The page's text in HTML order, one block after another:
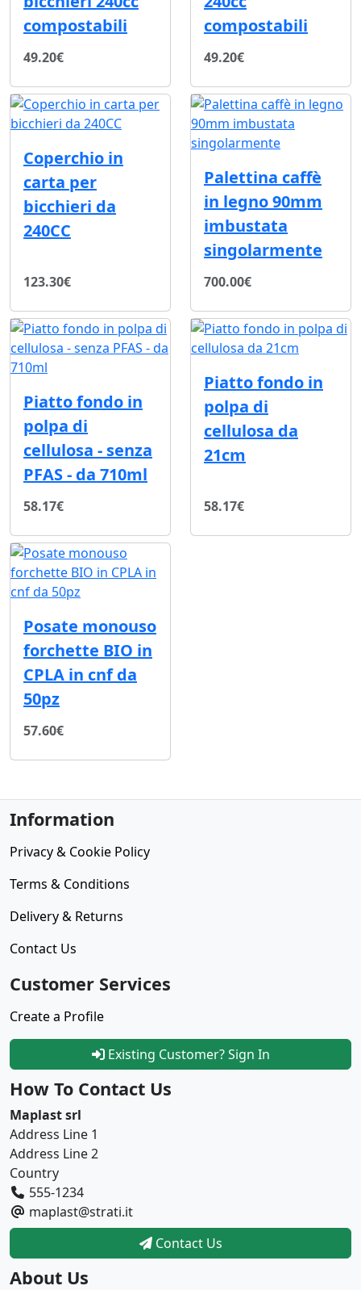
compostabili
49.20€
compostabili
49.20€
Coperchio in
carta per
bicchieri da
240CC
123.30€
Palettina caffè
in legno 90mm
imbustata
singolarmente
700.00€
Piatto fondo in
polpa di
cellulosa - senza
PFAS - da 710ml
58.17€
Piatto fondo in
polpa di
cellulosa da
21cm
58.17€
Posate monouso
forchette BIO in
CPLA in cnf da
50pz
57.60€
Information
Privacy & Cookie Policy
Terms & Conditions
Delivery & Returns
Contact Us
Customer Services
Create a Profile
Existing Customer? Sign In
How To Contact Us
Maplast srl
Address Line 1
Address Line 2
Country
555-1234
maplast@strati.it
Contact Us
About Us